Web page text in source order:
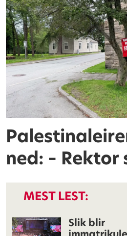
ned: –
MEST LEST:
Slik blir